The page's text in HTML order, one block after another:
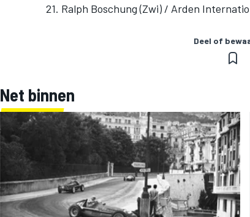
21. Ralph Boschung (Zwi) / Arden
Deel of
Net binnen